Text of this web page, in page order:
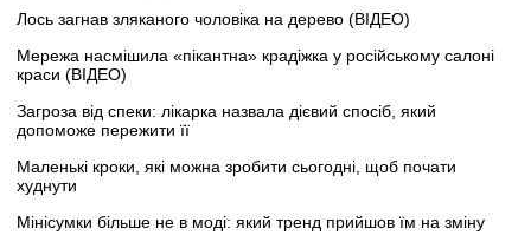
Лось загнав зляканого чоловіка на дерево (ВІДЕО)
Мережа насмішила «пікантна» крадіжка у російському салоні
краси (ВІДЕО)
Загроза від спеки: лікарка назвала дієвий спосіб, який
допоможе пережити її
Маленькі кроки, які можна зробити сьогодні, щоб почати
худнути
Мінісумки більше не в моді: який тренд прийшов їм на зміну